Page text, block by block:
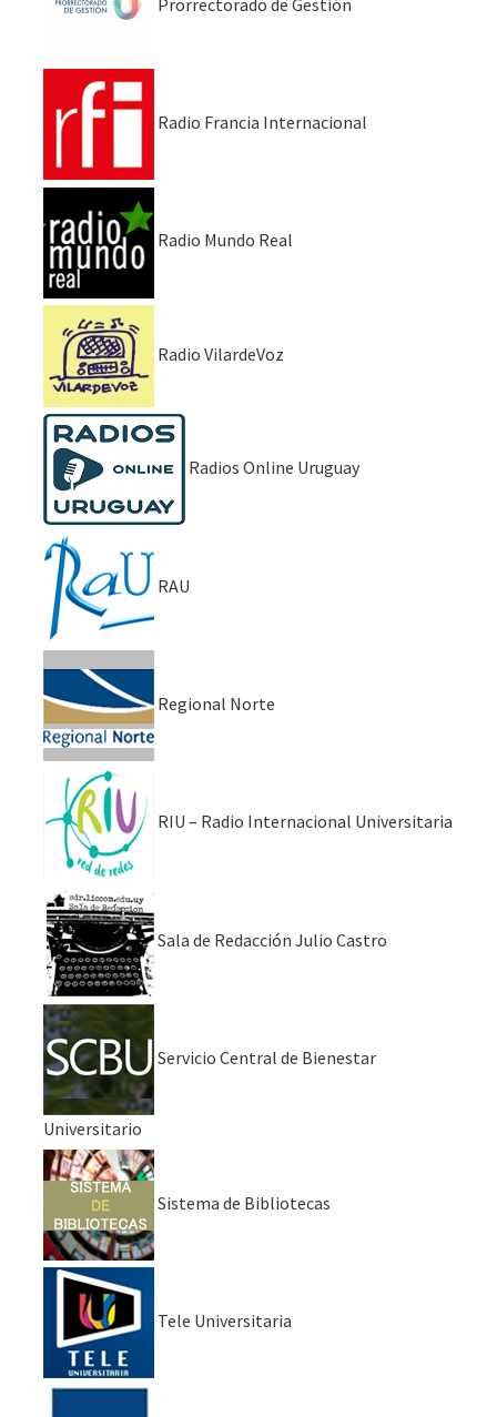
Radio Francia Internacional
Radio Mundo Real
Radio VilardeVoz
Radios Online Uruguay
RAU
Regional Norte
RIU – Radio Internacional Universitaria
Sala de Redacción Julio Castro
Servicio Central de Bienestar
Universitario
Sistema de Bibliotecas
Tele Universitaria